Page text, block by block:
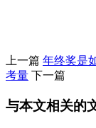
上一篇 年终奖是
考量 下一篇
与本文相关的